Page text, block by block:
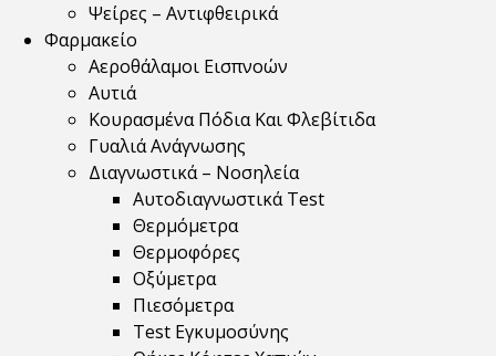
Ψείρες – Αντιφθειρικά
Φαρμακείο
Αεροθάλαμοι Εισπνοών
Αυτιά
Κουρασμένα Πόδια Και Φλεβίτιδα
Γυαλιά Ανάγνωσης
Διαγνωστικά – Νοσηλεία
Αυτοδιαγνωστικά Test
Θερμόμετρα
Θερμοφόρες
Οξύμετρα
Πιεσόμετρα
Test Εγκυμοσύνης